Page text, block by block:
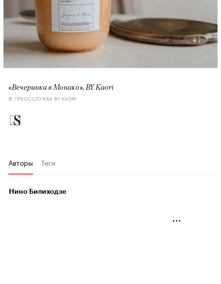
«Вечеринка в Монако», BY Kaori
© ПРЕСС-СЛУЖБА BY KAORI
Авторы Теги
Нино Билиходзе